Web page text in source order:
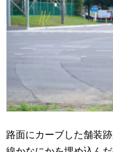
路面にカーブした舗装